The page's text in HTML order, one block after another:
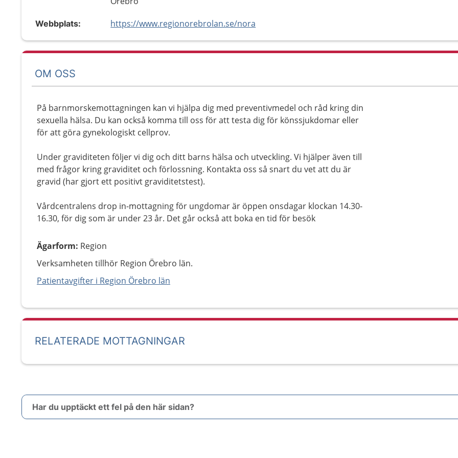
Webbplats: https://www.regionorebrolan.se/nora
OM OSS
På barnmorskemottagningen kan vi hjälpa dig med preventivmedel och råd kring din
sexuella hälsa. Du kan också komma till oss för att testa dig för könssjukdomar eller
för att göra gynekologiskt cellprov.
Under graviditeten följer vi dig och ditt barns hälsa och utveckling. Vi hjälper även till
med frågor kring graviditet och förlossning. Kontakta oss så snart du vet att du är
gravid (har gjort ett positivt graviditetstest).
Vårdcentralens drop in-mottagning för ungdomar är öppen onsdagar klockan 14.30-
16.30, för dig som är under 23 år. Det går också att boka en tid för besök
Ägarform: Region
Verksamheten tillhör Region Örebro län.
Patientavgifter i Region Örebro län
RELATERADE MOTTAGNINGAR
Har du upptäckt ett fel på den här sidan?